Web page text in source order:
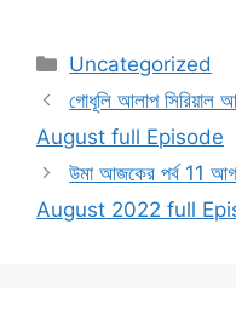
Categories
Uncategorized
গোধূলি আলাপ
August full Episode
উমা আজকের পর্ব 11
August 2022 full